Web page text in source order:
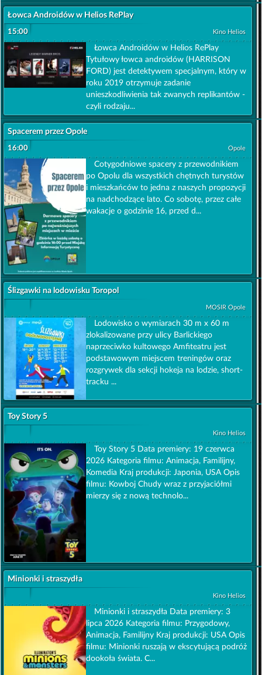
15:00
Łowca Androidów w Helios RePlay
Kino Helios
Łowca Androidów w Helios RePlay
Tytułowy łowca androidów (HARRISON
FORD) jest detektywem specjalnym, który w
roku 2019 otrzymuje zadanie
unieszkodliwienia tak zwanych replikantów -
czyli rodzaju...
16:00
Spacerem przez Opole
Opole
Cotygodniowe spacery z przewodnikiem
po Opolu dla wszystkich chętnych turystów
i mieszkańców to jedna z naszych propozycji
na nadchodzące lato. Co sobotę, przez całe
wakacje o godzinie 16, przed d...
Ślizgawki na lodowisku Toropol
MOSIR Opole
Lodowisko o wymiarach 30 m x 60 m
zlokalizowane przy ulicy Barlickiego
naprzeciwko kultowego Amfiteatru jest
podstawowym miejscem treningów oraz
rozgrywek dla sekcji hokeja na lodzie, short-
tracku ...
Toy Story 5
Kino Helios
Toy Story 5 Data premiery: 19 czerwca
2026 Kategoria filmu: Animacja, Familijny,
Komedia Kraj produkcji: Japonia, USA Opis
filmu: Kowboj Chudy wraz z przyjaciółmi
mierzy się z nową technolo...
Minionki i straszydła
Kino Helios
Minionki i straszydła Data premiery: 3
lipca 2026 Kategoria filmu: Przygodowy,
Animacja, Familijny Kraj produkcji: USA Opis
filmu: Minionki ruszają w ekscytującą podróż
dookoła świata. C...